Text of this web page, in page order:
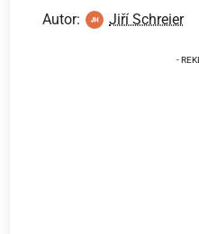
Autor: Jiří Schreier